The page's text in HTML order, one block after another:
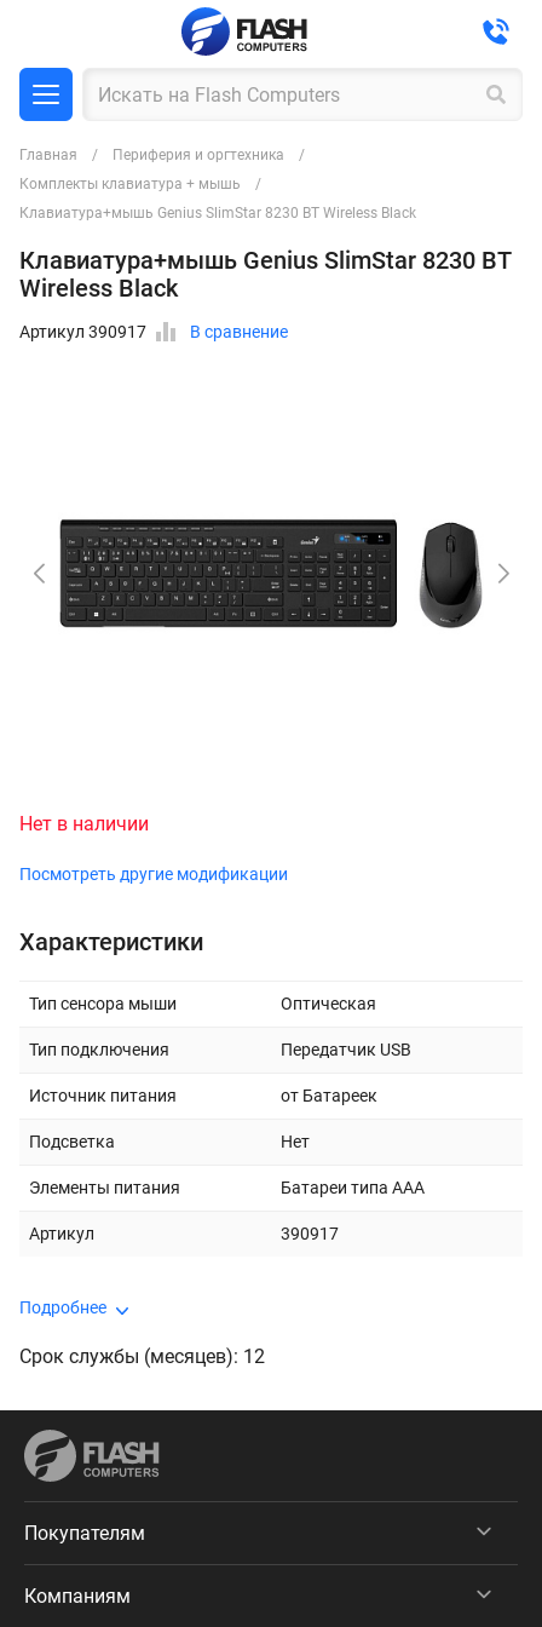
Главная
Периферия и оргтехника
Комплекты клавиатура + мышь
Клавиатура+мышь Genius SlimStar 8230 BT Wireless Black
Клавиатура+мышь Genius SlimStar 8230 BT
Wireless Black
Артикул 390917 В сравнение
Нет в наличии
Посмотреть другие модификации
Характеристики
Тип сенсора мыши Оптическая
Тип подключения Передатчик USB
Источник питания от Батареек
Подсветка Нет
Элементы питания Батареи типа AAА
Артикул 390917
Подробнее
Срок службы (месяцев): 12
Покупателям
Компаниям